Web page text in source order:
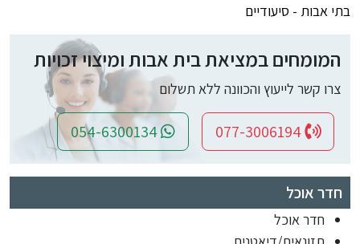
בתי אבות - סיעודיים
המומחים במציאת בית אבות ומיצוי זכויות
צרו קשר לייעוץ והכוונה ללא תשלום
חדר אוכל
חדר אוכל